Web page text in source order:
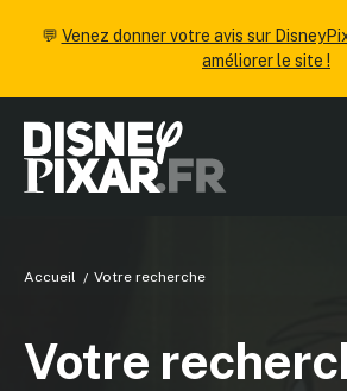
💬 Venez donner votre avis sur
améliorer le site !
Accueil Votre recherche
Votre